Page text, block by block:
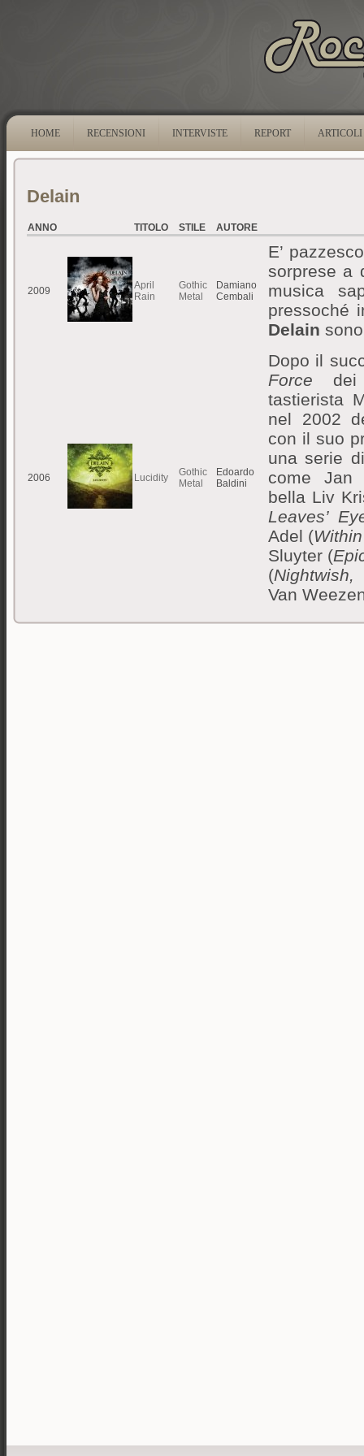
HOME RECENSIONI INTERVISTE REPORT ARTICOLI
Delain
ANNO TITOLO STILE AUTORE
2009
April
Rain
Gothic
Metal
Damiano
Cembali
E’
sorprese a
musica
pressoché
Delain
2006 Lucidity
Gothic
Metal
Edoardo
Baldini
Dopo il
Force
tastierista
nel 2002
con il suo
una serie
come
bella Liv
Leaves’
Adel (
Sluyter (
(Nightwish,
Van